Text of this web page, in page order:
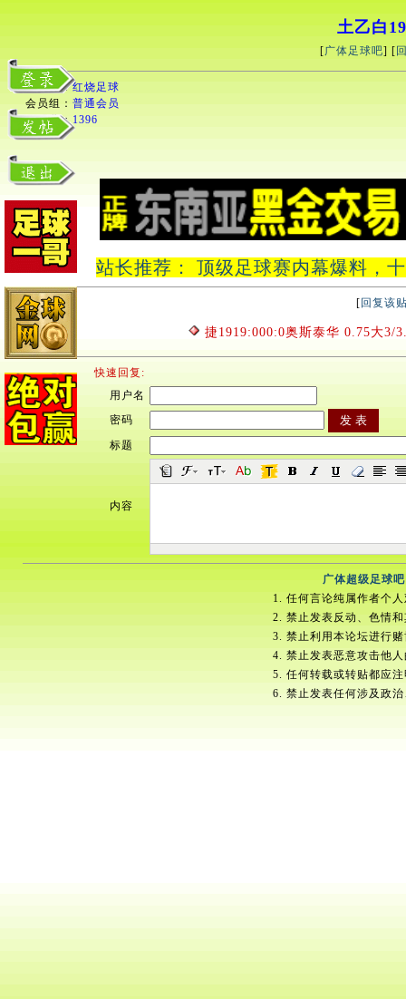
土乙白
[广体足球吧] [
用户名：红烧足球
会员组： 普通会员
积分：1396
站长推荐： 顶级足球赛内幕爆料，
[ 回复该
捷1919:000:0奥斯泰华 0.75大3/
快速回复:
用户名
密码
标题
内容
广体超级足球吧
1. 任何言论纯属作者个
2. 禁止发表反动、色情
3. 禁止利用本论坛进行
4. 禁止发表恶意攻击他
5. 任何转载或转贴都应
6. 禁止发表任何涉及政